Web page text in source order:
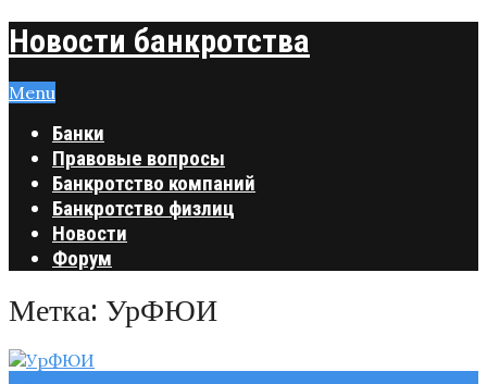
Новости банкротства
Menu
Банки
Правовые вопросы
Банкротство компаний
Банкротство физлиц
Новости
Форум
Метка: УрФЮИ